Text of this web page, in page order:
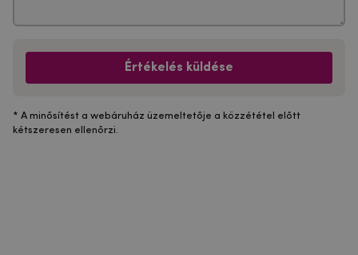
Értékelés küldése
* A minősítést a webáruház üzemeltetője a közzététel előtt
kétszeresen ellenőrzi.